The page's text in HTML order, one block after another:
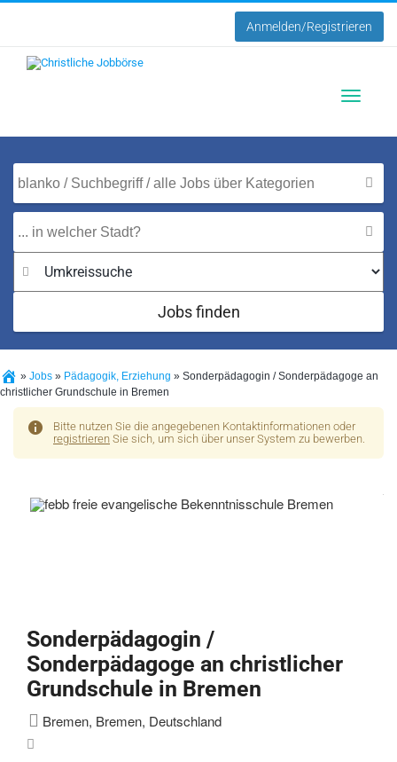
Anmelden/Registrieren
Jobs finden
» Jobs » Pädagogik, Erziehung » Sonderpädagogin / Sonderpädagoge an
christlicher Grundschule in Bremen
Bitte nutzen Sie die angegebenen Kontaktinformationen oder
registrieren Sie sich, um sich über unser System zu bewerben.
Sonderpädagogin /
Sonderpädagoge an christlicher
Grundschule in Bremen
Bremen, Bremen, Deutschland